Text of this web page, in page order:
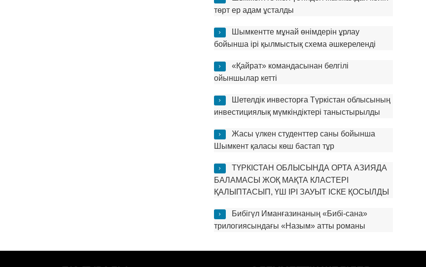
төрт ер адам ұсталды
Шымкентте мұнай өнімдерін ұрлау
бойынша ірі қылмыстық схема әшкереленді
«Қайрат» командасынан белгілі
ойыншылар кетті
Шетелдік инвесторға Түркістан облысының
инвестициялық мүмкіндіктері таныстырылды
Жасы үлкен студенттер саны бойынша
Шымкент қаласы көш бастап тұр
ТҮРКІСТАН ОБЛЫСЫНДА ОРТА АЗИЯДА
БАЛАМАСЫ ЖОҚ МАҚТА КЛАСТЕРІ
ҚАЛЫПТАСЫП, ҮШ ІРІ ЗАУЫТ ІСКЕ ҚОСЫЛДЫ
Бибігүл Иманғазинаның «Бибі-сана»
трилогиясындағы «Назым» атты романы